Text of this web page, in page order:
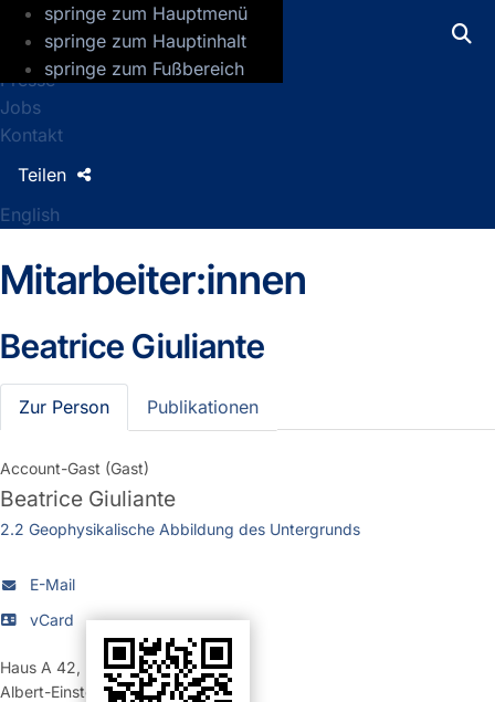
springe zum Hauptmenü
springe zum Hauptinhalt
springe zum Fußbereich
GFZ Helmholtz-Zentrum für
Presse
Jobs
Kontakt
English
Teilen
Mitarbeiter:innen
Beatrice Giuliante
Zur Person Publikationen
Account-Gast (Gast)
Beatrice Giuliante
2.2 Geophysikalische Abbildung des Untergrunds
E-Mail
vCard
Haus A 42,
Raum 123 (Büro)
Albert-Einstein-Straße 42-46